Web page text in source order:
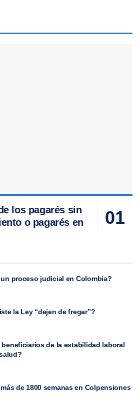
los pagarés sin
o pagarés en
proceso judicial en Colombia?
la Ley “dejen de fregar”?
de la estabilidad laboral
de 1800 semanas en Colpensiones